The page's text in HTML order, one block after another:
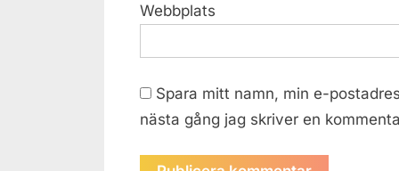
Webbplats
Spara mitt namn, min e-
nästa gång jag skriver en